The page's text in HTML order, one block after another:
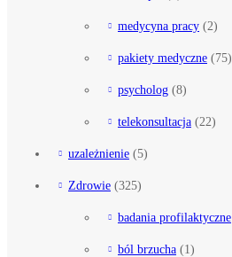
medycyna pracy (2)
pakiety medyczne (75)
psycholog (8)
telekonsultacja (22)
uzależnienie (5)
Zdrowie (325)
badania profilaktyczne
ból brzucha (1)